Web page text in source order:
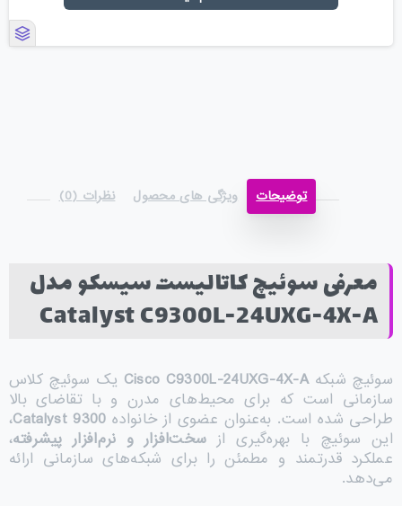
توضیحات ویژگی های محصول نظرات (0)
معرفی سوئیچ کاتالیست سیسکو مدل
Catalyst C9300L-24UXG-4X-A
سوئیچ شبکهCisco C9300L-24UXG-4X-A یک سوئیچ کلاس
سازمانی است که برای محیط‌های مدرن و با تقاضای بالا
طراحی شده است. به‌عنوان عضوی از خانواده Catalyst 9300،
این سوئیچ با بهره‌گیری از سخت‌افزار و نرم‌افزار پیشرفته،
عملکرد قدرتمند و مطمئن را برای شبکه‌های سازمانی ارائه
می‌دهد.